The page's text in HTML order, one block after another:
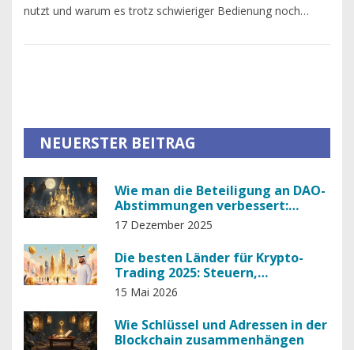
nutzt und warum es trotz schwieriger Bedienung noch
NEUERSTER BEITRAG
Wie man die Beteiligung an DAO-
Abstimmungen verbessert:
Praktische Strategien für mehr
17 Dezember 2025
Die besten Länder für Krypto-
Trading 2025: Steuern,
Regulierung & Infrastruktur im
15 Mai 2026
Wie Schlüssel und Adressen in der
Blockchain zusammenhängen